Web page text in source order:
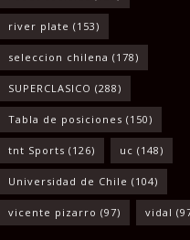
river plate (153)
seleccion chilena (178)
SUPERCLASICO (288)
Tabla de posiciones (150)
tnt Sports (126) uc (148)
Universidad de Chile (104)
vicente pizarro (97) vidal